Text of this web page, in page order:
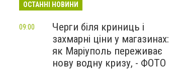
ОСТАННІ НОВИНИ
Черги біля криниць і
захмарні ціни у магазинах:
як Маріуполь переживає
нову водну кризу, - ФОТО
09:00